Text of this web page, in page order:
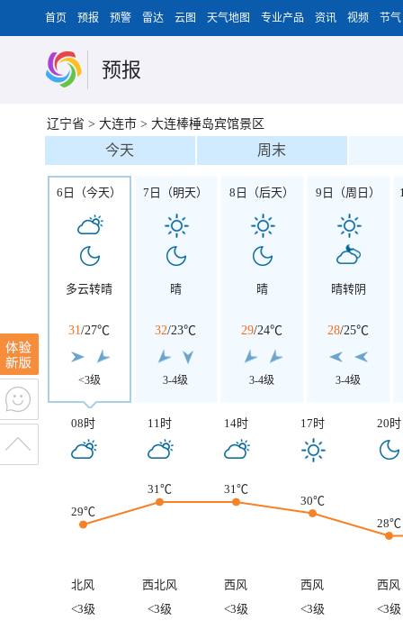
首页 预报 预警 雷达 云图 天气地图 专业产品 资讯 视频 节气
预报
辽宁省 > 大连市 > 大连棒棰岛宾馆景区
今天 周末
6日（今天）
多云转晴
31/27℃
<3级
7日（明天）
晴
32/23℃
3-4级
8日（后天）
晴
29/24℃
3-4级
9日（周日）
晴转阴
28/25℃
3-4级
08时 11时 14时 17时 20时
29℃
31℃
31℃
30℃
28℃
北风 西北风 西风 西风
西风
<3级
<3级 <3级 <3级 <3级